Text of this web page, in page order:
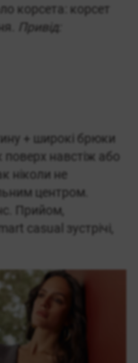
корсета: корсет
Привід:
+ широкі брюки
навстіж або
ніколи не
центром.
Прийом,
casual зустрічі,